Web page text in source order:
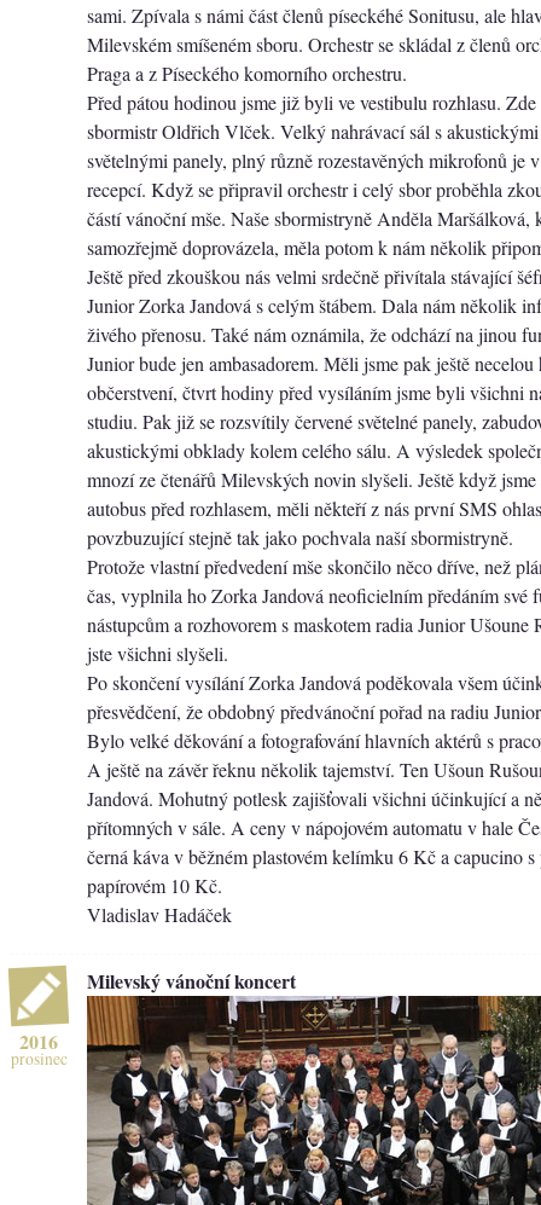
sami. Zpívala s námi část členů píseckéhé Sonitusu, ale
Milevském smíšeném sboru. Orchestr se skládal z členů
Praga a z Píseckého komorního orchestru.
Před pátou hodinou jsme již byli ve vestibulu rozhlasu. Zde
sbormistr Oldřich Vlček. Velký nahrávací sál s
světelnými panely, plný různě rozestavěných mikrofonů je
recepcí. Když se připravil orchestr i celý sbor proběhla
částí vánoční mše. Naše sbormistryně Anděla Maršálková,
samozřejmě doprovázela, měla potom k nám několik
Ještě před zkouškou nás velmi srdečně přivítala stávající
Junior Zorka Jandová s celým štábem. Dala nám několik
živého přenosu. Také nám oznámila, že odchází na jinou
Junior bude jen ambasadorem. Měli jsme pak ještě
občerstvení, čtvrt hodiny před vysíláním jsme byli všichni
studiu. Pak již se rozsvítily červené světelné panely,
akustickými obklady kolem celého sálu. A výsledek
mnozí ze čtenářů Milevských novin slyšeli. Ještě když jsme
autobus před rozhlasem, měli někteří z nás první SMS
povzbuzující stejně tak jako pochvala naší sbormistryně.
Protože vlastní předvedení mše skončilo něco dříve, než
čas, vyplnila ho Zorka Jandová neoficielním předáním své
nástupcům a rozhovorem s maskotem radia Junior Ušoune
jste všichni slyšeli.
Po skončení vysílání Zorka Jandová poděkovala všem
přesvědčení, že obdobný předvánoční pořad na radiu
Bylo velké děkování a fotografování hlavních aktérů s
A ještě na závěr řeknu několik tajemství. Ten Ušoun
Jandová. Mohutný potlesk zajišťovali všichni účinkující a
přítomných v sále. A ceny v nápojovém automatu v hale
černá káva v běžném plastovém kelímku 6 Kč a capucino
papírovém 10 Kč.
Vladislav Hadáček
2016
prosinec
Milevský vánoční koncert